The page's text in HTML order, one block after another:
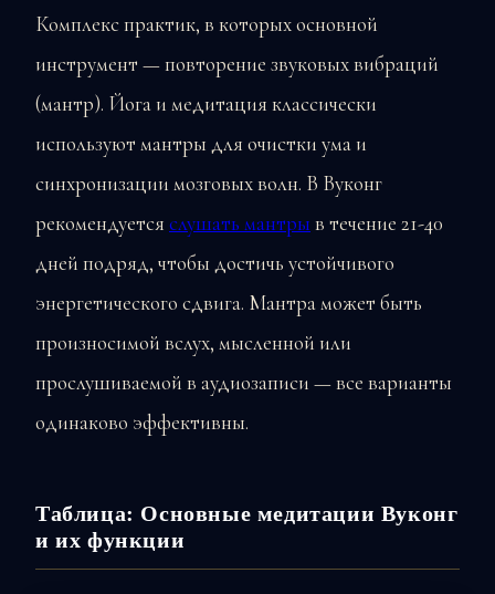
Комплекс практик, в которых основной
инструмент — повторение звуковых вибраций
(мантр). Йога и медитация классически
используют мантры для очистки ума и
синхронизации мозговых волн. В Вуконг
рекомендуется слушать мантры в течение 21-40
дней подряд, чтобы достичь устойчивого
энергетического сдвига. Мантра может быть
произносимой вслух, мысленной или
прослушиваемой в аудиозаписи — все варианты
одинаково эффективны.
Таблица: Основные медитации Вуконг
и их функции